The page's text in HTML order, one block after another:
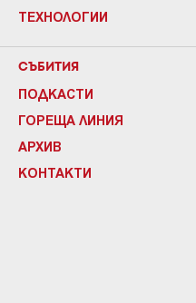
ТЕХНОЛОГИИ
СЪБИТИЯ
ПОДКАСТИ
ГОРЕЩА ЛИНИЯ
АРХИВ
КОНТАКТИ